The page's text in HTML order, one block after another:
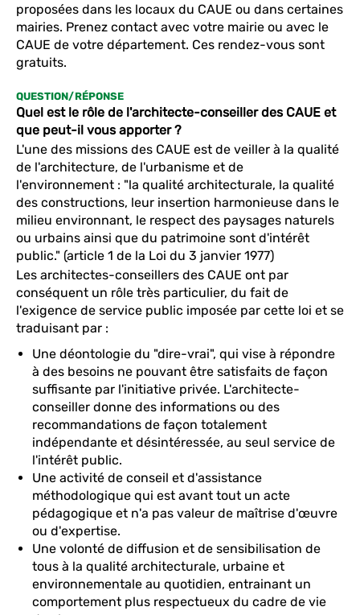
proposées dans les locaux du CAUE ou dans certaines
mairies. Prenez contact avec votre mairie ou avec le
CAUE de votre département. Ces rendez-vous sont
gratuits.
QUESTION/RÉPONSE
Quel est le rôle de l'architecte-conseiller des CAUE et
que peut-il vous apporter ?
L'une des missions des CAUE est de veiller à la qualité
de l'architecture, de l'urbanisme et de
l'environnement : "la qualité architecturale, la qualité
des constructions, leur insertion harmonieuse dans le
milieu environnant, le respect des paysages naturels
ou urbains ainsi que du patrimoine sont d'intérêt
public." (article 1 de la Loi du 3 janvier 1977)
Les architectes-conseillers des CAUE ont par
conséquent un rôle très particulier, du fait de
l'exigence de service public imposée par cette loi et se
traduisant par :
Une déontologie du "dire-vrai", qui vise à répondre
à des besoins ne pouvant être satisfaits de façon
suffisante par l'initiative privée. L'architecte-
conseiller donne des informations ou des
recommandations de façon totalement
indépendante et désintéressée, au seul service de
l'intérêt public.
Une activité de conseil et d'assistance
méthodologique qui est avant tout un acte
pédagogique et n'a pas valeur de maîtrise d'œuvre
ou d'expertise.
Une volonté de diffusion et de sensibilisation de
tous à la qualité architecturale, urbaine et
environnementale au quotidien, entrainant un
comportement plus respectueux du cadre de vie